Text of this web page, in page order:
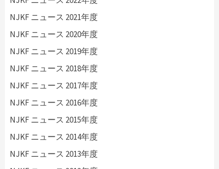
NJKF ニュース 2021年度
NJKF ニュース 2020年度
NJKF ニュース 2019年度
NJKF ニュース 2018年度
NJKF ニュース 2017年度
NJKF ニュース 2016年度
NJKF ニュース 2015年度
NJKF ニュース 2014年度
NJKF ニュース 2013年度